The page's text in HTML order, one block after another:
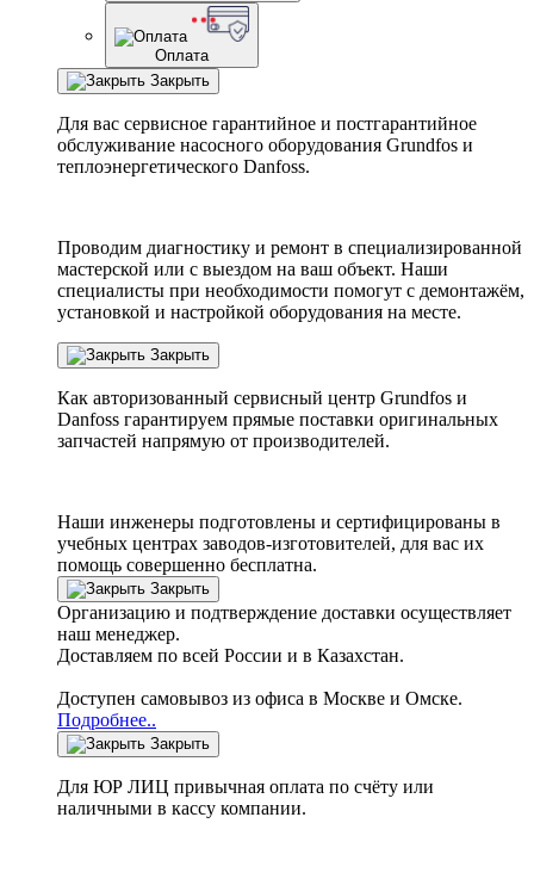
Оплата
Закрыть
Для вас сервисное гарантийное и постгарантийное
обслуживание насосного оборудования Grundfos и
теплоэнергетического Danfoss.
Проводим диагностику и ремонт в специализированной
мастерской или с выездом на ваш объект. Наши
специалисты при необходимости помогут с демонтажём,
установкой и настройкой оборудования на месте.
Закрыть
Как авторизованный сервисный центр Grundfos и
Danfoss гарантируем прямые поставки оригинальных
запчастей напрямую от производителей.
Наши инженеры подготовлены и сертифицированы в
учебных центрах заводов-изготовителей, для вас их
помощь совершенно бесплатна.
Закрыть
Организацию и подтверждение доставки осуществляет
наш менеджер.
Доставляем по всей России и в Казахстан.
Доступен самовывоз из офиса в Москве и Омске.
Подробнее..
Закрыть
Для ЮР ЛИЦ привычная оплата по счёту или
наличными в кассу компании.